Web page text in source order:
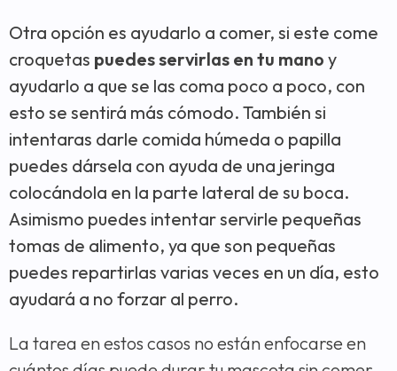
Otra opción es ayudarlo a comer, si este come
croquetas puedes servirlas en tu mano y
ayudarlo a que se las coma poco a poco, con
esto se sentirá más cómodo. También si
intentaras darle comida húmeda o papilla
puedes dársela con ayuda de una jeringa
colocándola en la parte lateral de su boca.
Asimismo puedes intentar servirle pequeñas
tomas de alimento, ya que son pequeñas
puedes repartirlas varias veces en un día, esto
ayudará a no forzar al perro.
La tarea en estos casos no están enfocarse en